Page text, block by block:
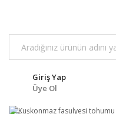
Giriş Yap
Üye Ol